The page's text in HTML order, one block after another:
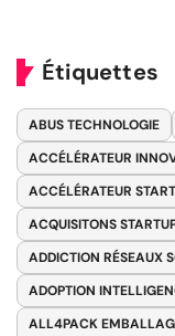
Étiquettes
ABUS TECHNOLOGIE
ACCÉLÉRATEUR
ACCÉLÉRATEUR
ACQUISITONS
ADDICTION RÉSEAUX
ADOPTION
ALL4PACK